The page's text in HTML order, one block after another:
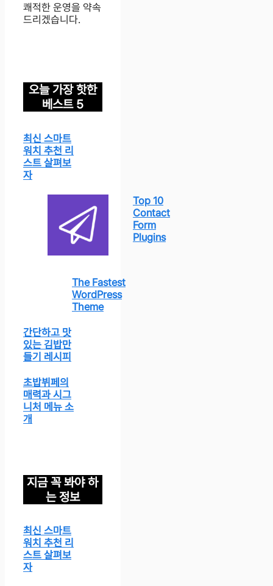
쾌적한 운영을 약속
드리겠습니다.
오늘 가장 핫한
베스트 5
최신 스마트
워치 추천 리
스트 살펴보
자
Top 10
Contact
Form
Plugins
The Fastest
WordPress
Theme
간단하고 맛
있는 김밥만
들기 레시피
초밥뷔페의
매력과 시그
니처 메뉴 소
개
지금 꼭 봐야 하
는 정보
최신 스마트
워치 추천 리
스트 살펴보
자